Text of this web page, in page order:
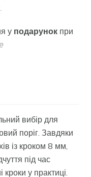
у подарунок при
вибір для
поріг. Завдяки
із кроком 8 мм,
під час
у практиці.